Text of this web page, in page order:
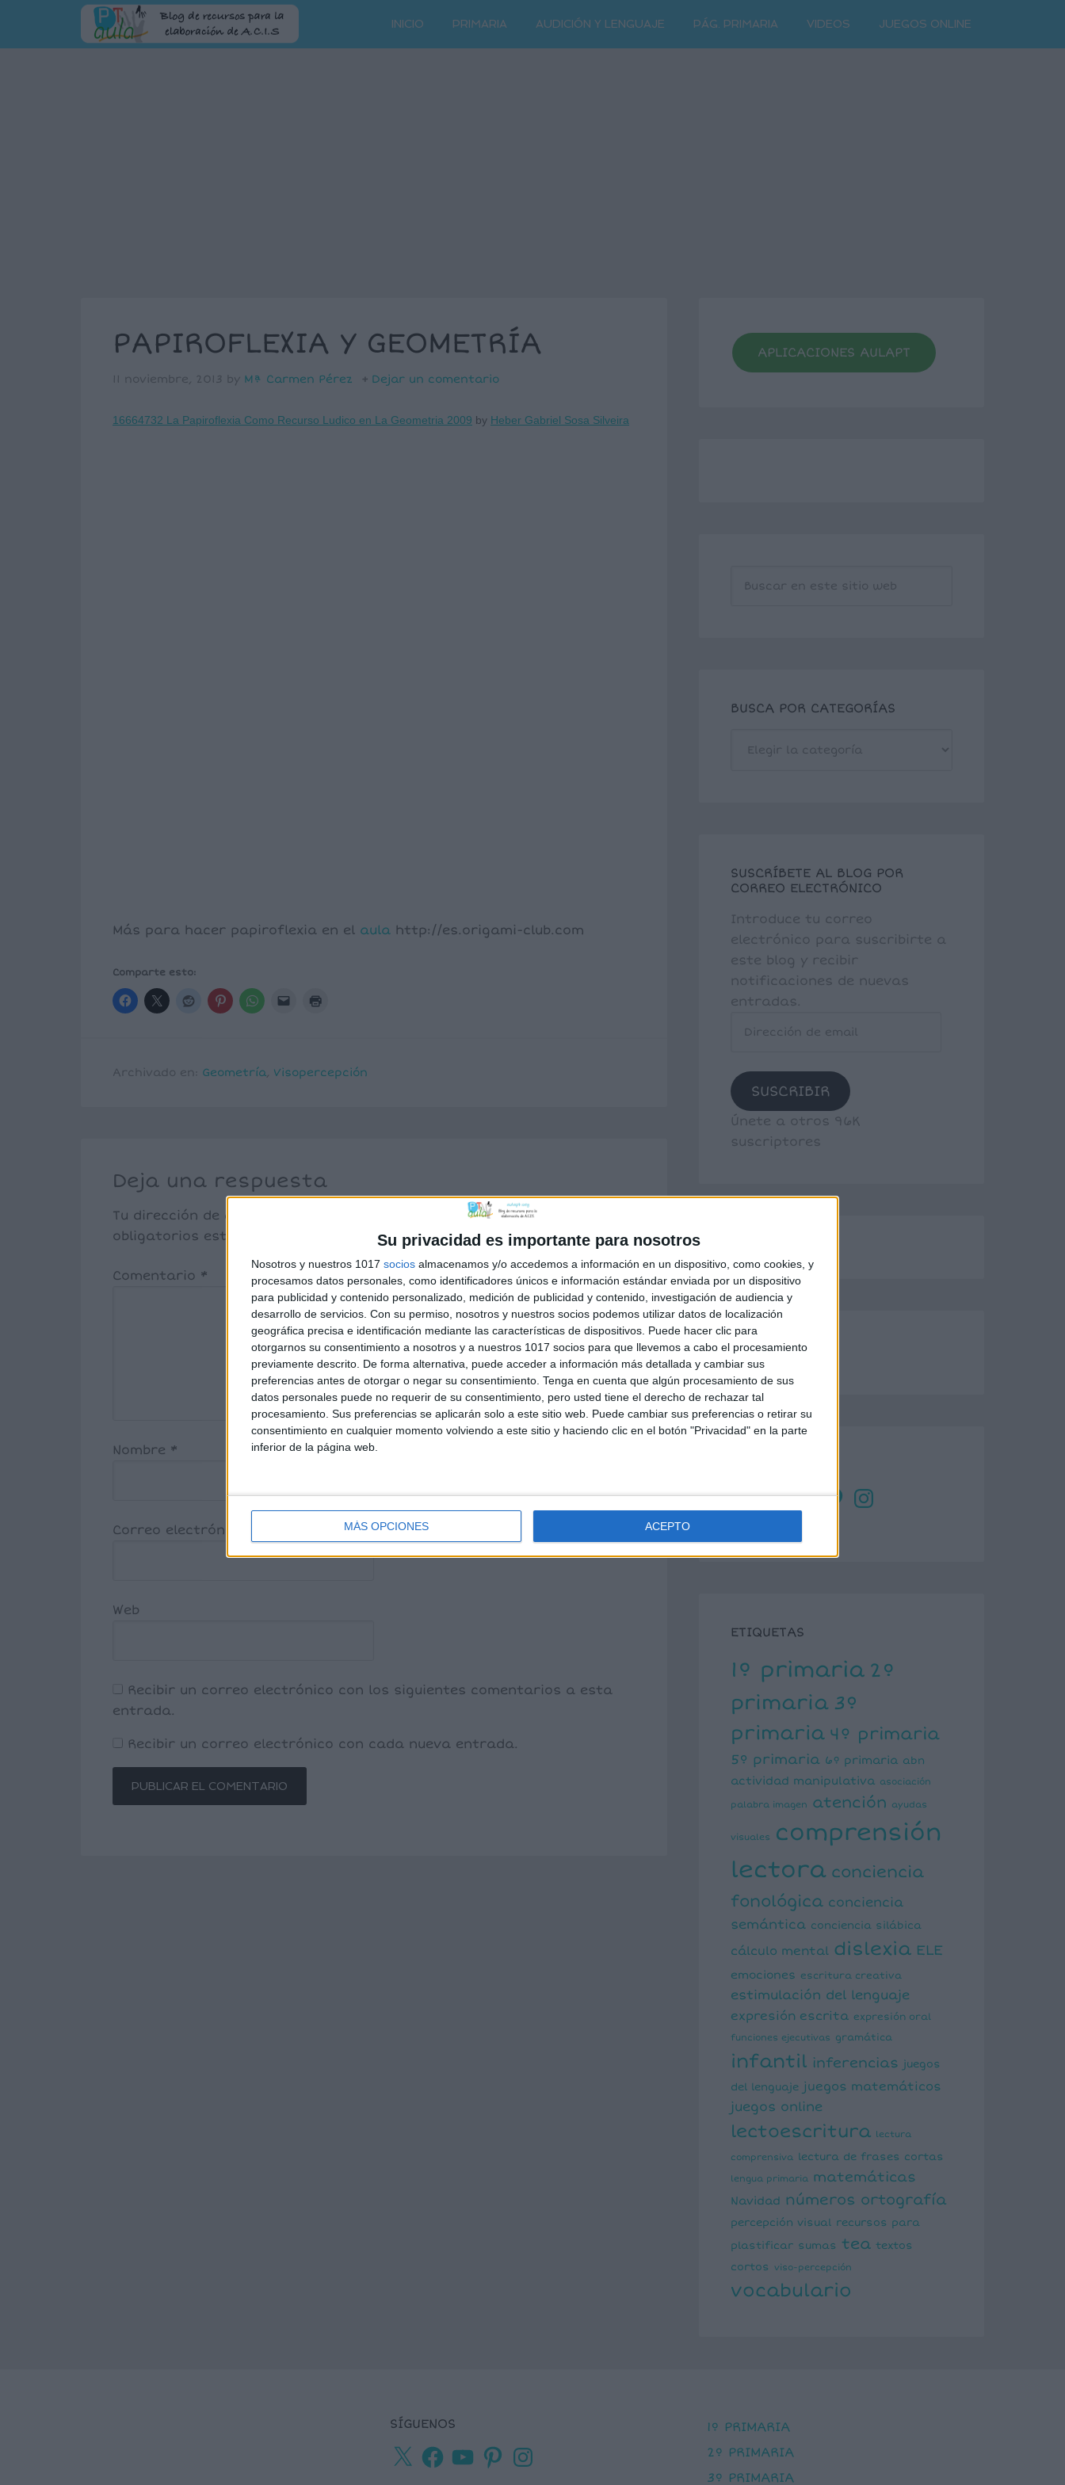
Su privacidad es importante para nosotros
Nosotros y nuestros 1017 socios almacenamos y/o accedemos a información en un dispositivo, como cookies, y
procesamos datos personales, como identificadores únicos e información estándar enviada por un dispositivo
para publicidad y contenido personalizado, medición de publicidad y contenido, investigación de audiencia y
desarrollo de servicios. Con su permiso, nosotros y nuestros socios podemos utilizar datos de localización
geográfica precisa e identificación mediante las características de dispositivos. Puede hacer clic para
otorgarnos su consentimiento a nosotros y a nuestros 1017 socios para que llevemos a cabo el procesamiento
previamente descrito. De forma alternativa, puede acceder a información más detallada y cambiar sus
preferencias antes de otorgar o negar su consentimiento. Tenga en cuenta que algún procesamiento de sus
datos personales puede no requerir de su consentimiento, pero usted tiene el derecho de rechazar tal
procesamiento. Sus preferencias se aplicarán solo a este sitio web. Puede cambiar sus preferencias o retirar su
consentimiento en cualquier momento volviendo a este sitio y haciendo clic en el botón "Privacidad" en la parte
inferior de la página web.
MÁS OPCIONES ACEPTO
INICIO PRIMARIA AUDICIÓN Y LENGUAJE PÁG. PRIMARIA VIDEOS JUEGOS ONLINE
PAPIROFLEXIA Y GEOMETRÍA
11 noviembre, 2013 by Mª Carmen Pérez Dejar un comentario
16664732 La Papiroflexia Como Recurso Ludico en La Geometria 2009 by Heber Gabriel Sosa Silveira
Más para hacer papiroflexia en el aula http://es.origami-club.com
Comparte esto:
Archivado en: Geometría, Visopercepción
Deja una respuesta
Tu dirección de correo electrónico no será publicada. Los campos
obligatorios están marcados con
Comentario *
Nombre *
Correo electrónico
Web
Recibir un correo electrónico con los siguientes comentarios a esta
entrada.
Recibir un correo electrónico con cada nueva entrada.
APLICACIONES AULAPT
BUSCA POR CATEGORÍAS
SUSCRÍBETE AL BLOG POR
CORREO ELECTRÓNICO
Introduce tu correo
electrónico para suscribirte a
este blog y recibir
notificaciones de nuevas
entradas.
SUSCRIBIR
Únete a otros 96K
suscriptores
X
Facebook
YouTubePinterestInstagram
ETIQUETAS
1º primaria 2º
primaria 3º
primaria 4º primaria
5º primaria 6º primaria abn
actividad manipulativa asociación
palabra imagen atención ayudas
visuales
comprensión
lectora conciencia
fonológica conciencia
semántica conciencia silábica
cálculo mental dislexia ELE
emociones escritura creativa
estimulación del lenguaje
expresión escrita expresión oral
funciones ejecutivas gramática
infantil inferencias juegos
del lenguaje juegos matemáticos
juegos online
lectoescritura lectura
comprensiva lectura de frases cortas
lengua primaria matemáticas
Navidad números ortografía
percepción visual recursos para
plastificar sumas tea textos
cortos
viso-percepción
vocabulario
SÍGUENOS
X
Facebook
YouTubePinterestInstagram
1º PRIMARIA
2º PRIMARIA
3º PRIMARIA